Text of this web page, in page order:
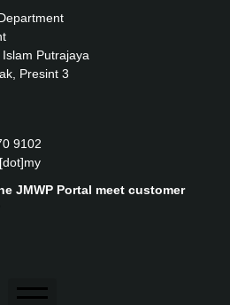
Putrajaya
Presint 3
9102
JMWP Portal meet customer